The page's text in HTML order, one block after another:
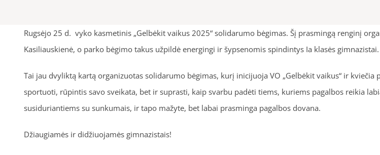
Rugsėjo 25 d. vyko kasmetinis „Gelbėkit vaikus 2025“ solidarumo bėgimas. Šį prasmingą renginį
Kasiliauskienė, o parko bėgimo takus užpildė energingi ir šypsenomis spindintys Ia klasės gimnazistai.
Tai jau dvyliktą kartą organizuotas solidarumo bėgimas, kurį inicijuoja VO „Gelbėkit vaikus“ ir
sportuoti, rūpintis savo sveikata, bet ir suprasti, kaip svarbu padėti tiems, kuriems pagalbos reikia
susiduriantiems su sunkumais, ir tapo mažyte, bet labai prasminga pagalbos dovana.
Džiaugiamės ir didžiuojamės gimnazistais!